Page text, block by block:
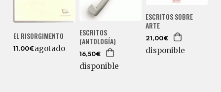
EL RISORGIMENTO
11,00€agotado
ESCRITOS
(ANTOLOGÍA)
16,50€
disponible
ESCRITOS SOBRE
ARTE
21,00€
disponible